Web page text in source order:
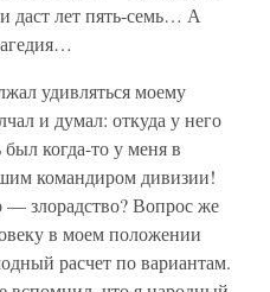
даст лет пять-семь… А
удивляться моему
и думал: откуда у него
был когда-то у меня в
командиром дивизии!
— злорадство? Вопрос же
в моем положении
расчет по вариантам.